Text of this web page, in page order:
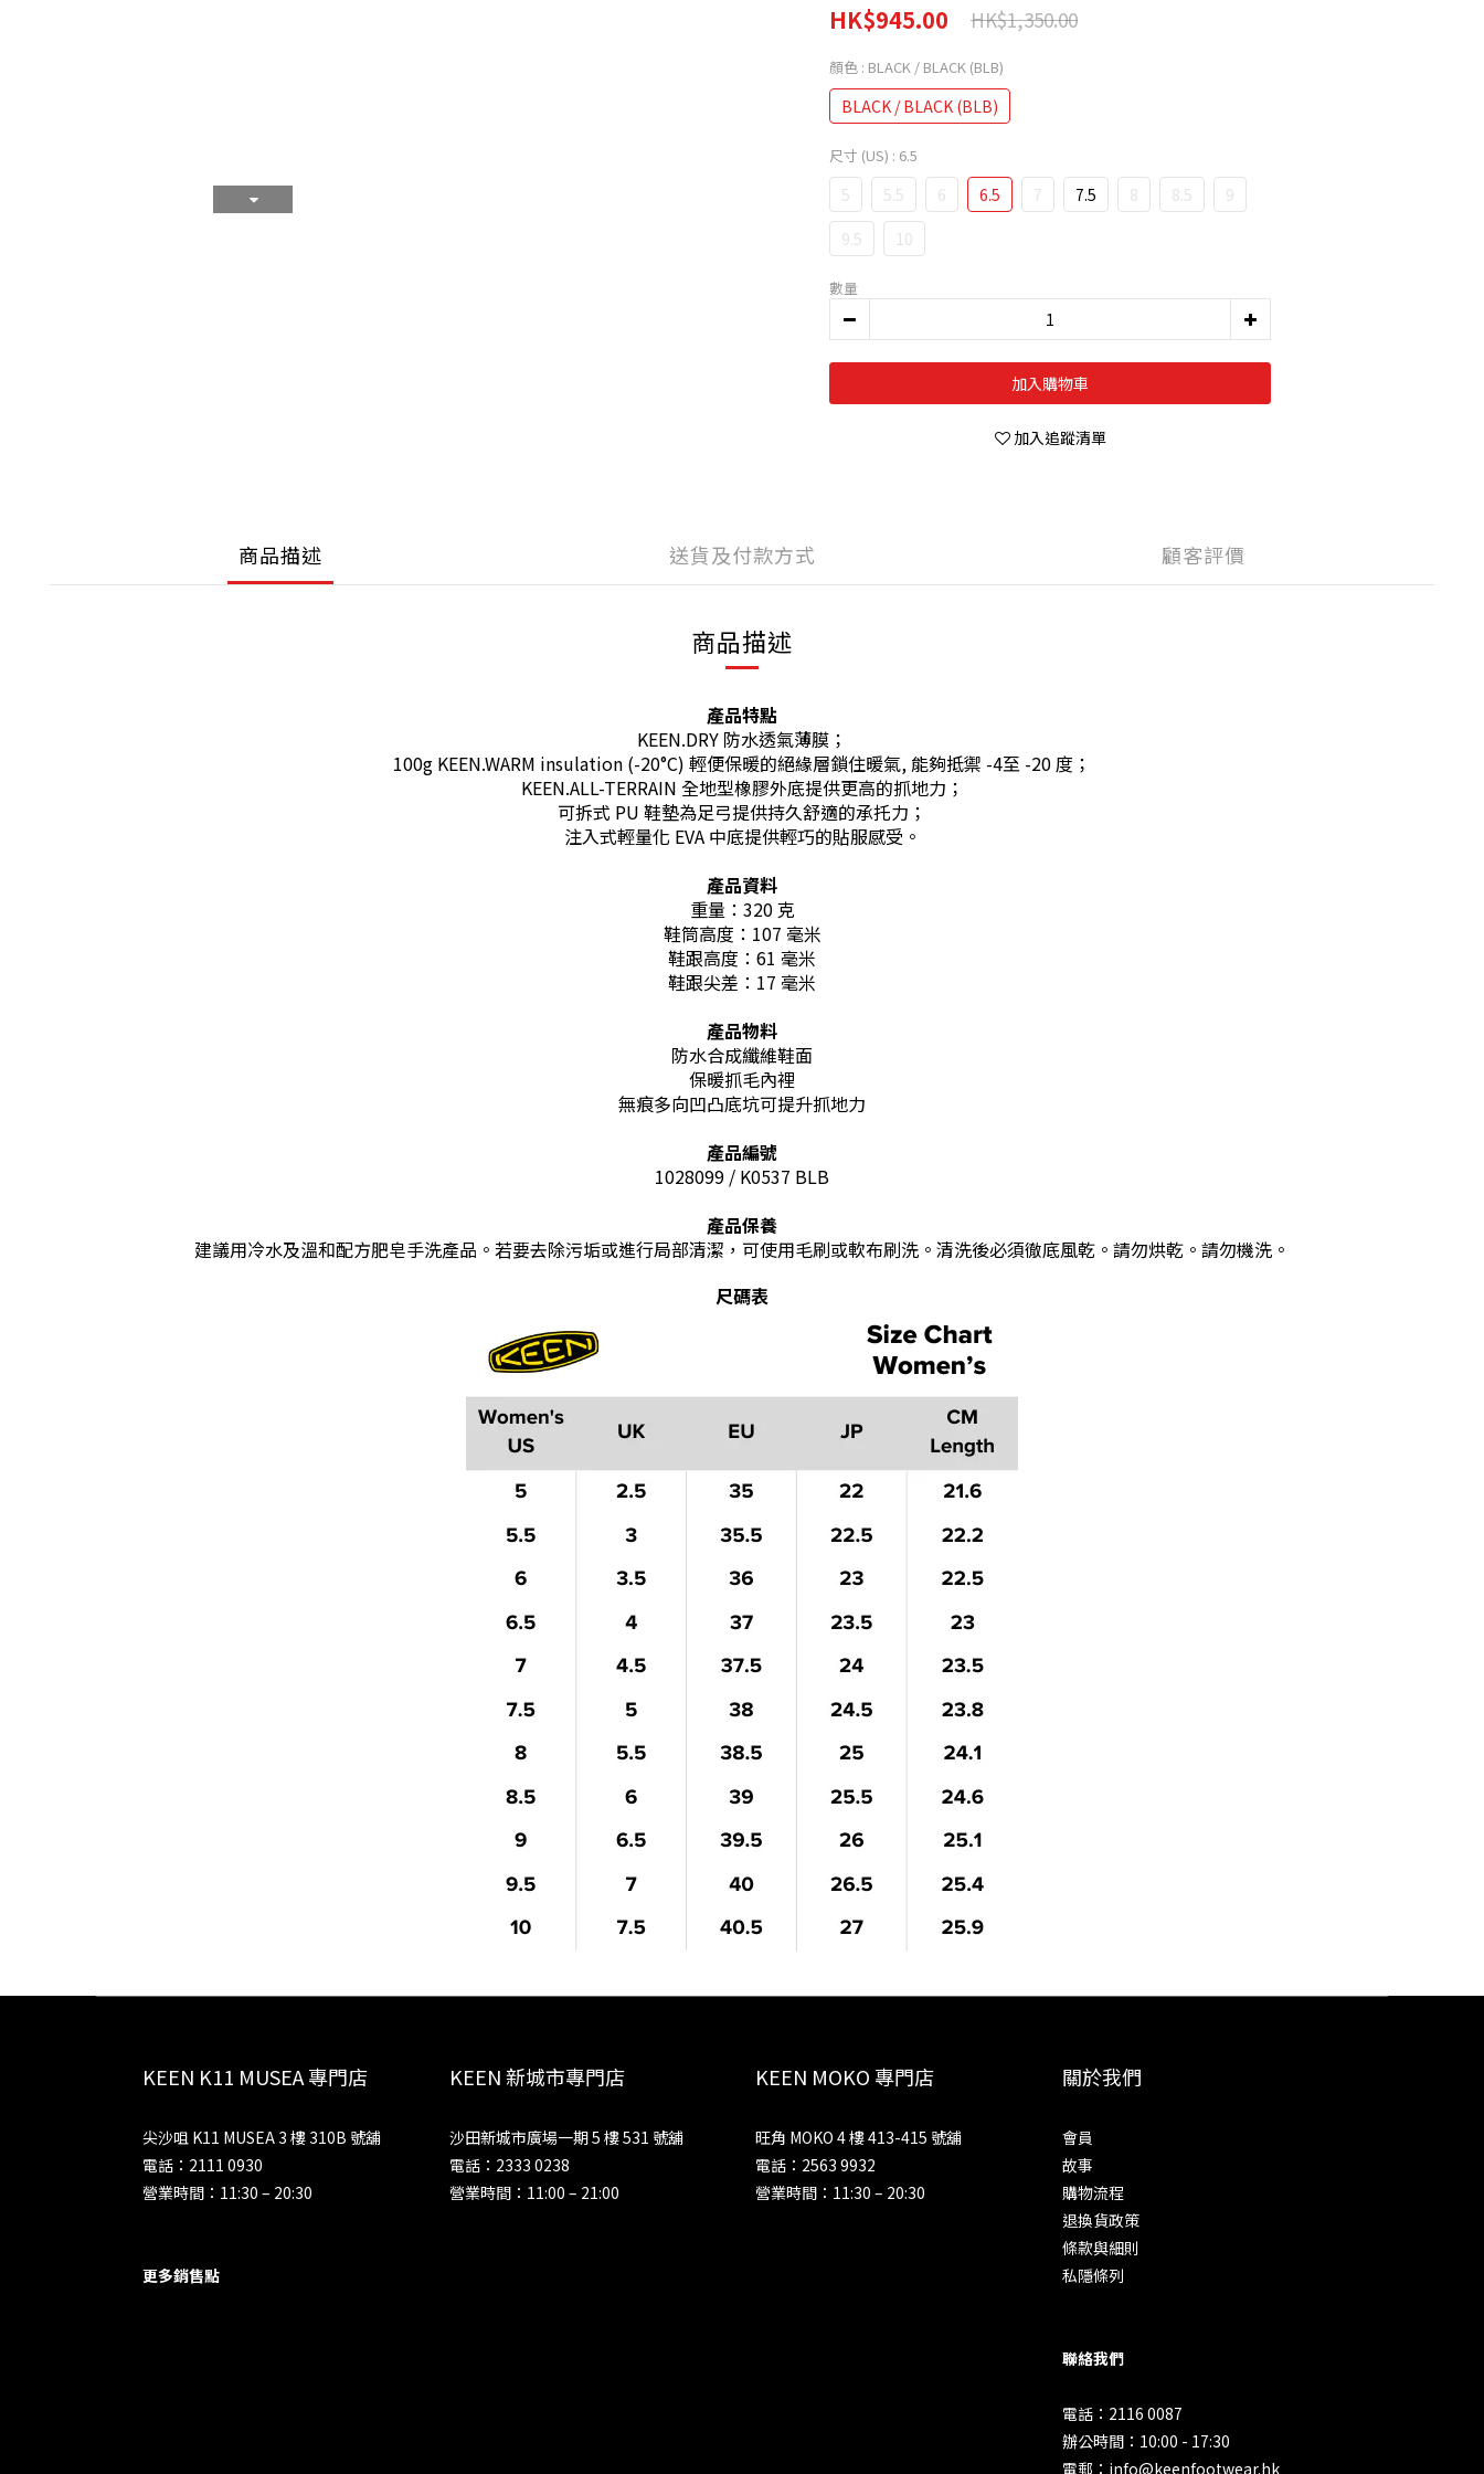
HK$945.00 HK$1,350.00
顏色 : BLACK / BLACK (BLB)
BLACK / BLACK (BLB)
尺寸 (US) : 6.5
5 5.5 6 6.5 7 7.5 8 8.5
9
9.5
10
數量
加入購物車
加入追蹤清單
商品描述 送貨及付款方式 顧客評價
商品描述
產品特點
KEEN.DRY 防水透氣薄膜；
100g KEEN.WARM insulation (-20°C) 輕便保暖的絕緣層鎖住暖氣, 能夠抵禦 -4至 -20 度；
KEEN.ALL-TERRAIN 全地型橡膠外底提供更高的抓地力；
可拆式 PU 鞋墊為足弓提供持久舒適的承托力；
注入式輕量化 EVA 中底提供輕巧的貼服感受。
產品資料
重量：320 克
鞋筒高度：107 毫米
鞋跟高度：61 毫米
鞋跟尖差：17 毫米
產品物料
防水合成纖維鞋面
保暖抓毛內裡
無痕多向凹凸底坑可提升抓地力
產品編號
1028099 / K0537 BLB
產品保養
建議用冷水及溫和配方肥皂手洗產品。若要去除污垢或進行局部清潔，可使用毛刷或軟布刷洗。清洗後必須徹底風乾。請勿烘乾。請勿機洗。
尺碼表
KEEN K11 MUSEA 專門店
尖沙咀 K11 MUSEA 3 樓 310B 號舖
電話：2111 0930
營業時間：11:30 – 20:30
更多銷售點
KEEN 新城市專門店
沙田新城市廣場一期 5 樓 531 號舖
電話：2333 0238
營業時間：11:00 – 21:00
KEEN MOKO 專門店
旺角 MOKO 4 樓 413-415 號舖
電話：2563 9932
營業時間：11:30 – 20:30
關於我們
會員
故事
購物流程
退換貨政策
條款與細則
私隱條列
聯絡我們
電話：2116 0087
辦公時間：10:00 - 17:30
電郵：info@keenfootwear.hk